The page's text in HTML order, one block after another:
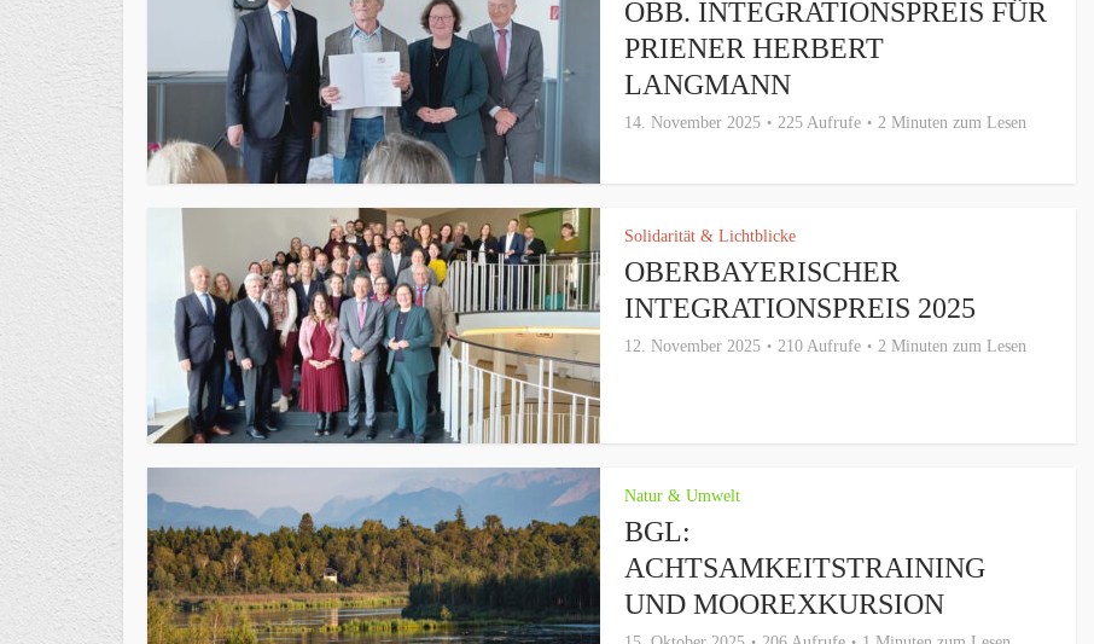
OBB. INTEGRATIONSPREIS FÜR
PRIENER HERBERT
LANGMANN
14. November 2025 225 Aufrufe 2 Minuten zum Lesen
Solidarität & Lichtblicke
OBERBAYERISCHER
INTEGRATIONSPREIS 2025
12. November 2025 210 Aufrufe 2 Minuten zum Lesen
Natur & Umwelt
BGL:
ACHTSAMKEITSTRAINING
UND MOOREXKURSION